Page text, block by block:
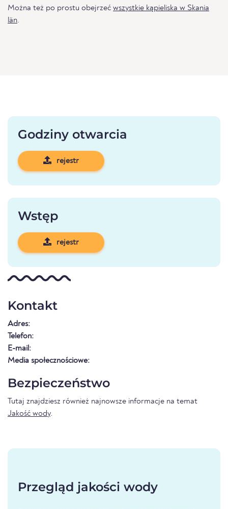
Można też po prostu obejrzeć wszystkie kąpieliska w Skania
län.
Godziny otwarcia
rejestr
Wstęp
rejestr
Kontakt
Adres:
Telefon:
E-mail:
Media społecznościowe:
Bezpieczeństwo
Tutaj znajdziesz również najnowsze informacje na temat
Jakość wody.
Przegląd jakości wody